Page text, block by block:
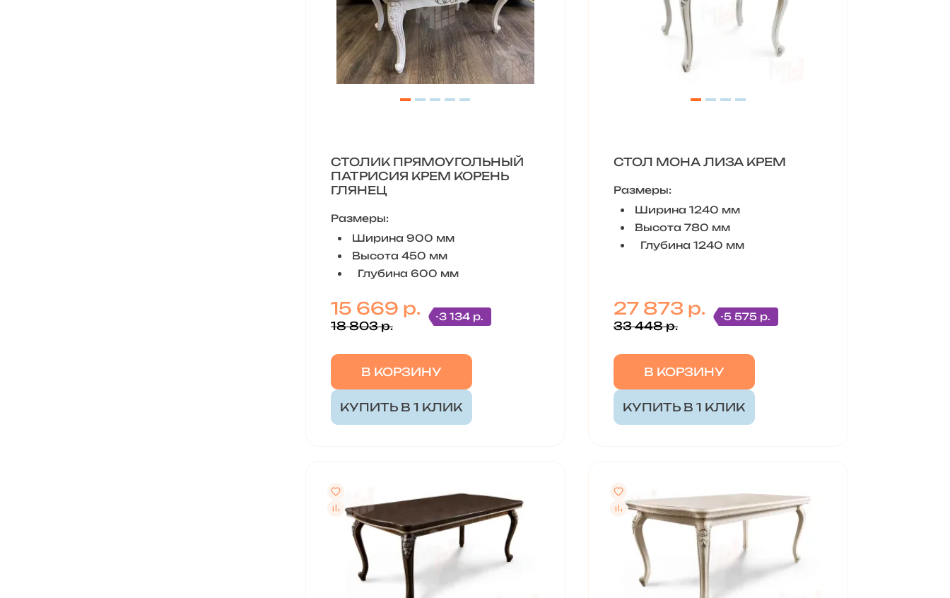
СТОЛИК ПРЯМОУГОЛЬНЫЙ
ПАТРИСИЯ КРЕМ КОРЕНЬ
ГЛЯНЕЦ
Размеры:
Ширина 900 мм
Высота 450 мм
Глубина 600 мм
15 669 р.
18 803 р.
-3 134 р.
В КОРЗИНУ
КУПИТЬ В 1 КЛИК
СТОЛ МОНА ЛИЗА КРЕМ
Размеры:
Ширина 1240 мм
Высота 780 мм
Глубина 1240 мм
27 873 р.
33 448 р.
-5 575 р.
В КОРЗИНУ
КУПИТЬ В 1 КЛИК